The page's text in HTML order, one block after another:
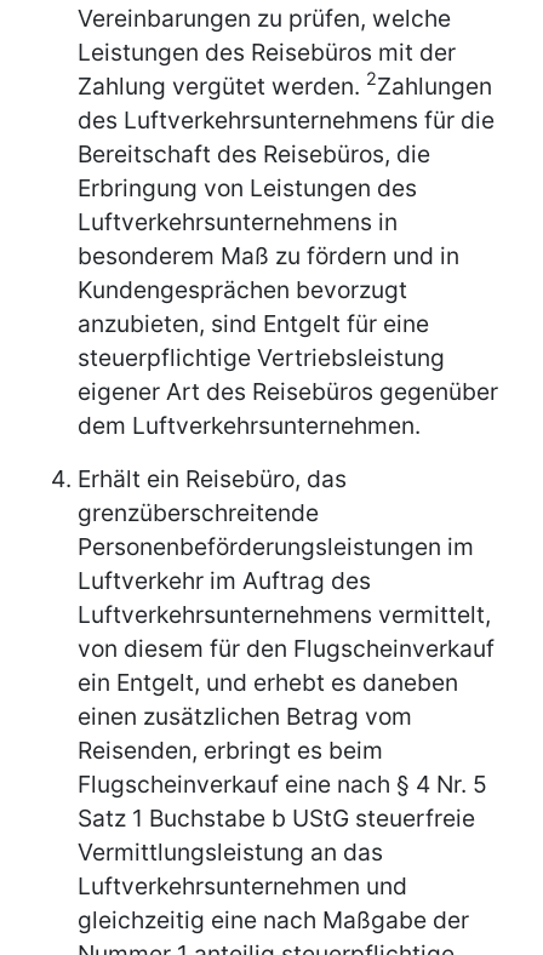
Vereinbarungen zu prüfen, welche
Leistungen des Reisebüros mit der
Zahlung vergütet werden. 2Zahlungen
des Luftverkehrsunternehmens für die
Bereitschaft des Reisebüros, die
Erbringung von Leistungen des
Luftverkehrsunternehmens in
besonderem Maß zu fördern und in
Kundengesprächen bevorzugt
anzubieten, sind Entgelt für eine
steuerpflichtige Vertriebsleistung
eigener Art des Reisebüros gegenüber
dem Luftverkehrsunternehmen.
Erhält ein Reisebüro, das
grenzüberschreitende
Personenbeförderungsleistungen im
Luftverkehr im Auftrag des
Luftverkehrsunternehmens vermittelt,
von diesem für den Flugscheinverkauf
ein Entgelt, und erhebt es daneben
einen zusätzlichen Betrag vom
Reisenden, erbringt es beim
Flugscheinverkauf eine nach § 4 Nr. 5
Satz 1 Buchstabe b UStG steuerfreie
Vermittlungsleistung an das
Luftverkehrsunternehmen und
gleichzeitig eine nach Maßgabe der